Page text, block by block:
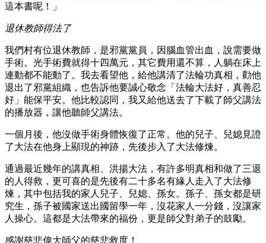
這本書呢！」
退休教師得法了
我們村有位退休教師，是邪黨黨員，因腦血管出血，說需要做
手術。光手術費就得十四萬元，其它費用還不算，人躺在床上
連動都不能動了。我去看望他，給他講清了法輪功真相，勸他
退出了邪黨組織，也告訴他要誠心敬念「法輪大法好，真善忍
好」能保平安。他比較認同，我又給他送去了下載了師父講法
的播放器，讓他聽師父講法。
一個月後，他沒做手術身體恢復了正常。他的兒子、兒媳見證
了大法在他身上顯現的神跡，先後步入了大法修煉。
通過最近幾年的講真相、洪揚大法，有許多明真相和做了三退
的人得救，更可喜的是先後有二十多名有緣人走入了大法修
煉，其中包括我的家人兒子、兒媳、孫女。孫子、孫女都是研
究生，孫子被國家送出國留學一年，沒花家人一分錢，沒讓家
人操心。這都是大法帶來的福份，更是師父對弟子的鼓勵。
感謝慈悲偉大師父的慈悲救度！